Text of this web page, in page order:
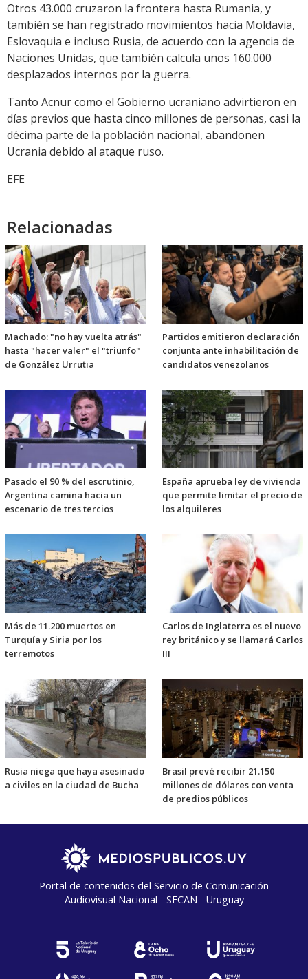
Otros 43.000 cruzaron la frontera hasta Rumania, y
también se han registrado movimientos hacia Moldavia,
Eslovaquia e incluso Rusia, de acuerdo con la agencia de
Naciones Unidas, que también calcula unos 160.000
desplazados internos por la guerra.
Tanto Acnur como el Gobierno ucraniano advirtieron en
días previos que hasta cinco millones de personas, casi la
décima parte de la población nacional, abandonen
Ucrania debido al ataque ruso.
EFE
Relacionadas
Machado: "no hay vuelta atrás"
hasta "hacer valer" el "triunfo"
de González Urrutia
Partidos emitieron declaración
conjunta ante inhabilitación de
candidatos venezolanos
Pasado el 90 % del escrutinio,
Argentina camina hacia un
escenario de tres tercios
España aprueba ley de vivienda
que permite limitar el precio de
los alquileres
Más de 11.200 muertos en
Turquía y Siria por los
terremotos
Carlos de Inglaterra es el nuevo
rey británico y se llamará Carlos
III
Rusia niega que haya asesinado
a civiles en la ciudad de Bucha
Brasil prevé recibir 21.150
millones de dólares con venta
de predios públicos
Portal de contenidos del Servicio de Comunicación
Audiovisual Nacional - SECAN - Uruguay